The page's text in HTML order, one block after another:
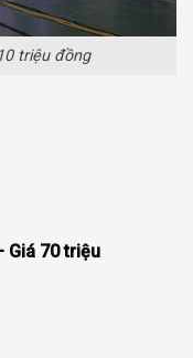
triệu đồng
Giá 70 triệu